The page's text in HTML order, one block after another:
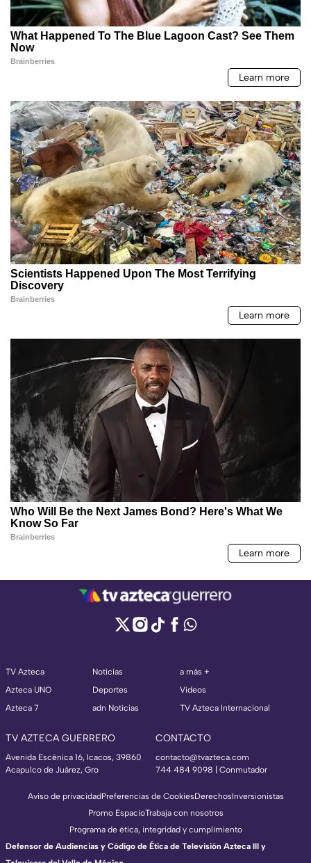
TV Azteca
Azteca UNO
Azteca 7
Noticias
Deportes
adn Noticias
a más +
Videos
TV Azteca Internacional
TV AZTECA GUERRERO
Avenida Escénica 16, Icacos, 39860
Acapulco de Juárez, Gro
CONTACTO
contacto@tvazteca.com
744 484 9098 | Conmutador
Aviso de privacidadPreferencias de CookiesDerechosInversionistas
Promo EspacioTrabaja con nosotros
Programa de ética, integridad y cumplimiento
Defensor de Audiencias y Código de Ética de Televisión Azteca III y